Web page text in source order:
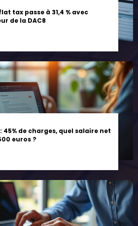
tax passe à 31,4 % avec
de la DAC8
de charges, quel salaire net
euros ?